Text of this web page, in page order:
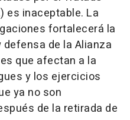
es inaceptable. La
fortalecerá la
de la Alianza
que afectan a la
y los ejercicios
ya no son
de la retirada de